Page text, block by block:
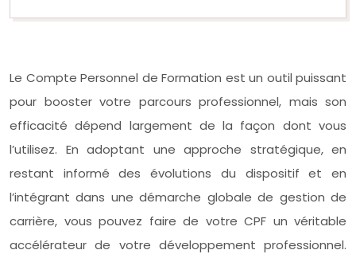
Le Compte Personnel de Formation est un outil puissant
pour booster votre parcours professionnel, mais son
efficacité dépend largement de la façon dont vous
l’utilisez. En adoptant une approche stratégique, en
restant informé des évolutions du dispositif et en
l’intégrant dans une démarche globale de gestion de
carrière, vous pouvez faire de votre CPF un véritable
accélérateur de votre développement professionnel.